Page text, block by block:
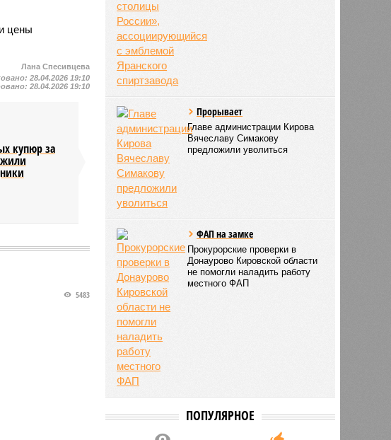
цены
Лана Спесивцева
28.04.2026 19:10
28.04.2026 19:10
купюр за
5483
Прорывает
Главе администрации Кирова
Вячеславу Симакову
предложили уволиться
ФАП на замке
Прокурорские проверки в
Донаурово Кировской области
не помогли наладить работу
местного ФАП
ПОПУЛЯРНОЕ